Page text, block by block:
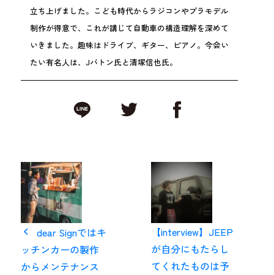
立ち上げました。こども時代からラジコンやプラモデル
制作が得意で、これが講じて自動車の構造理解を深めて
いきました。趣味はドライブ、ギター、ピアノ。今会い
たい有名人は、Jバトン氏と清塚信也氏。
dear Signではキ
ッチンカーの製作
からメンテナンス
【interview】JEEP
が自分にもたらし
てくれたものは予